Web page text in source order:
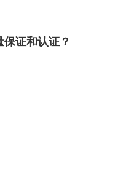
证和认证？